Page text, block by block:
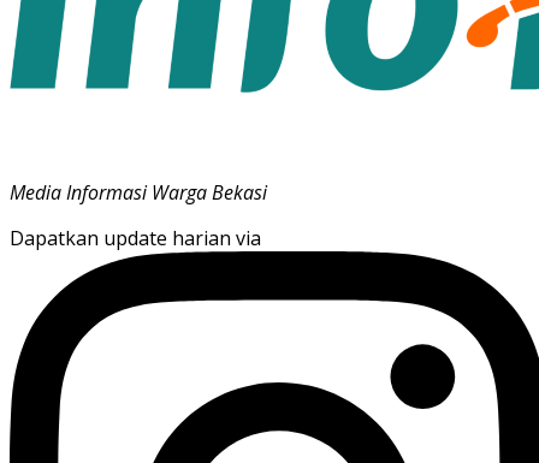
Media Informasi Warga Bekasi
Dapatkan update harian via